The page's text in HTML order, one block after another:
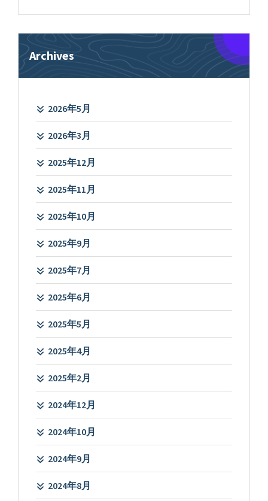
象:
Archives
2026年5月
2026年3月
2025年12月
2025年11月
2025年10月
2025年9月
2025年7月
2025年6月
2025年5月
2025年4月
2025年2月
2024年12月
2024年10月
2024年9月
2024年8月